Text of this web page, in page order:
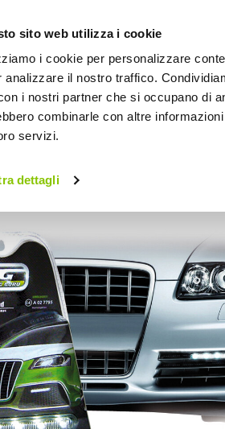
sito web utilizza i cookie
i cookie per personalizzare
analizzare il nostro traffico.
i nostri partner che si occupano di
combinarle con altre
servizi.
dettagli
OUTDOOR